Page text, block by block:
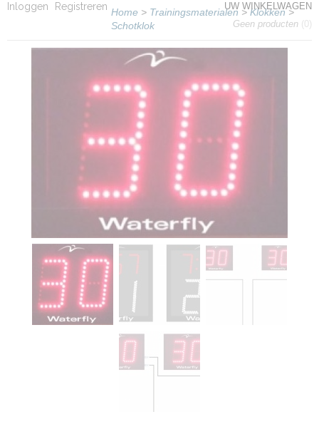
Inloggen Registreren
UW WINKELWAGEN
Geen producten (0)
Home > Trainingsmaterialen >Klokken>
Schotklok